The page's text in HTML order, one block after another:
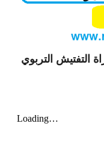
التفتيش التربوي